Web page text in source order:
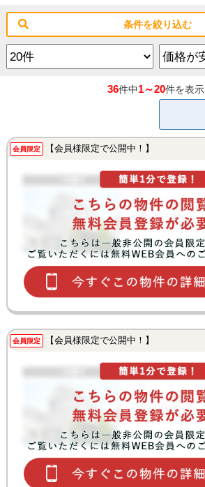
条件を絞り込む
36件中1～20件を表示
会員限定 【会員様限定で公開中！】
会員限定 【会員様限定で公開中！】